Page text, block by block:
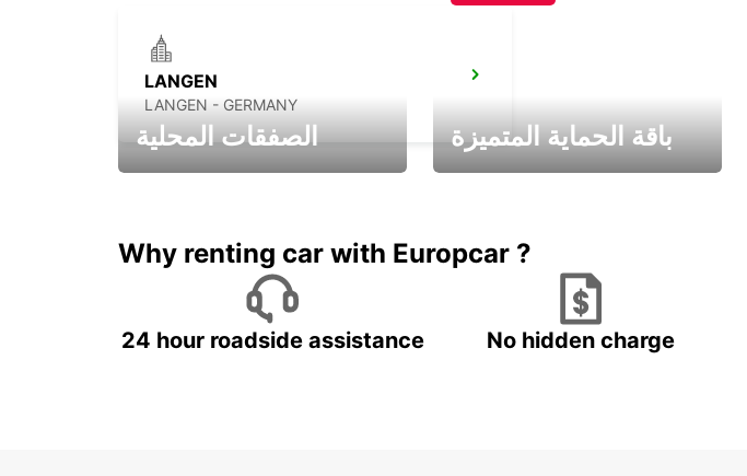
LANGEN
LANGEN - GERMANY
الصفقات المحلية باقة الحماية المتميزة
Why renting car with Europcar ?
24 hour roadside assistance No hidden charge